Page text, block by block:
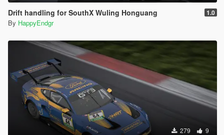
Drift handling for SouthX Wuling Honguang 1.0
By HappyEndgr
279 9